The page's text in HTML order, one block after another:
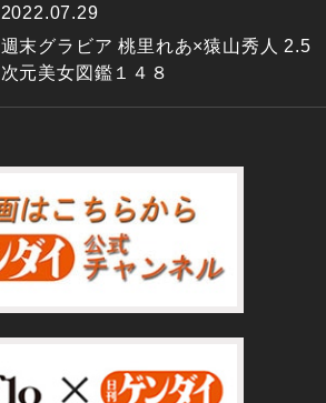
2022.07.29
週末グラビア 桃里れあ×猿山秀人 2.5
次元美女図鑑１４８